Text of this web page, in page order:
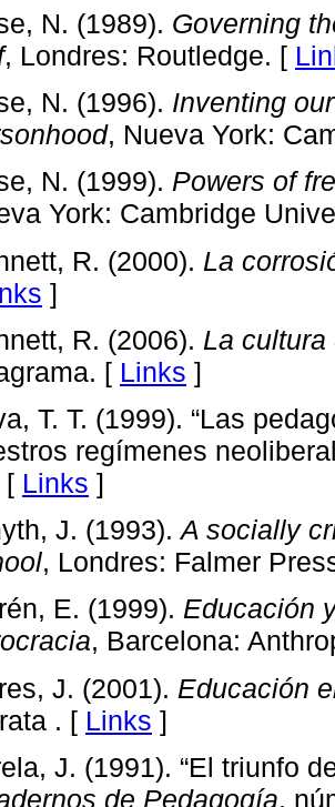
N. (1989). Governing
, Londres: Routledge. [
N. (1996). Inventing
, Nueva York:
N. (1999). Powers of
York: Cambridge
R. (2000). La
]
R. (2006). La
[ Links ]
T. T. (1999). “Las
regímenes
[ Links ]
J. (1993).A socially
, Londres: Falmer
E. (1999). Educación
, Barcelona:
J. (2001). Educación
. [ Links ]
J. (1991). “El triunfo
de Pedagogía,